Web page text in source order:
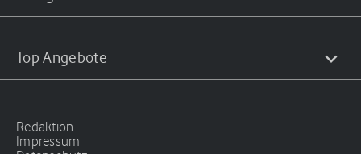
Top Angebote
Redaktion
Impressum